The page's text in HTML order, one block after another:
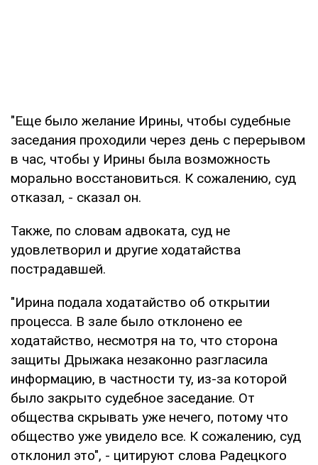
"Еще было желание Ирины, чтобы судебные
заседания проходили через день с перерывом
в час, чтобы у Ирины была возможность
морально восстановиться. К сожалению, суд
отказал, - сказал он.
Также, по словам адвоката, суд не
удовлетворил и другие ходатайства
пострадавшей.
"Ирина подала ходатайство об открытии
процесса. В зале было отклонено ее
ходатайство, несмотря на то, что сторона
защиты Дрыжака незаконно разгласила
информацию, в частности ту, из-за которой
было закрыто судебное заседание. От
общества скрывать уже нечего, потому что
общество уже увидело все. К сожалению, суд
отклонил это", - цитируют слова Радецкого